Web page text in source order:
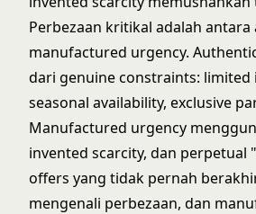
Perbezaan kritikal adalah
manufactured urgency.
dari genuine constraints: limited
seasonal availability, exclusive
Manufactured urgency
invented scarcity, dan perpetual
offers yang tidak pernah
mengenali perbezaan, dan